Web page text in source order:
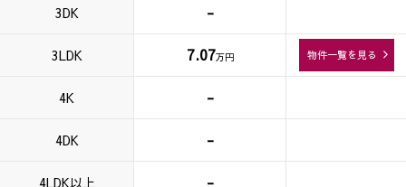
3DK -
3LDK 7.07万円 物件一覧を見る
4K -
4DK -
4LDK以上 -